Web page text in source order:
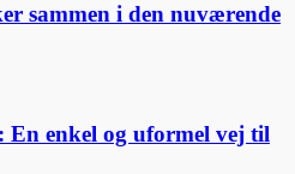
sammen i den nuværende
enkel og uformel vej til